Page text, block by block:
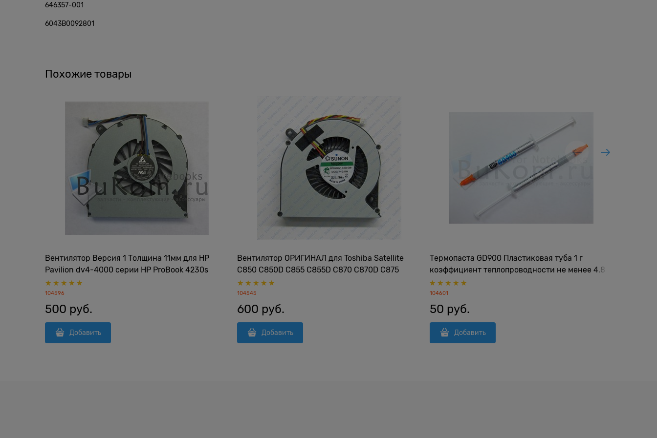
646357-001
6043B0092801
Похожие товары
Вентилятор Версия 1 Толщина 11мм для HP
Pavilion dv4-4000 серии HP ProBook 4230s
4231s Toshiba Satellite C50 C55 C850 C855 C870
C875 L850 L855 L870 L875 S850 S855 S875 Asus
EeeBox EB810 KSB0505HB -BK48 (4pin)
6033b0028701
104596
500 руб.
Добавить
Вентилятор ОРИГИНАЛ для Toshiba Satellite
C850 C850D C855 C855D C870 C870D C875
C875D L850 L850D L870 L870D L875 L875D
серии Sunon MF60090V1-C450-G99 (3wire 3pin)
104545
600 руб.
Добавить
Термопаста GD900 Пластиковая туба 1 г
коэффициент теплопроводности не менее 4.8
Вт/м*K
104601
50 руб.
Добавить